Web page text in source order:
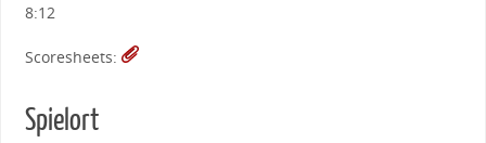
8:12
Scoresheets:
Spielort